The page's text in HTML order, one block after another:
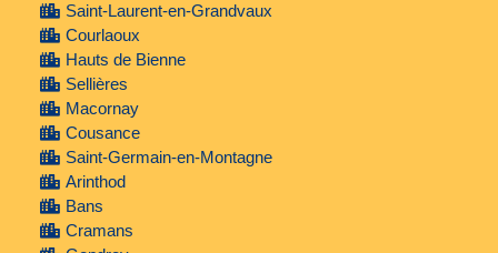
Saint-Laurent-en-Grandvaux
Courlaoux
Hauts de Bienne
Sellières
Macornay
Cousance
Saint-Germain-en-Montagne
Arinthod
Bans
Cramans